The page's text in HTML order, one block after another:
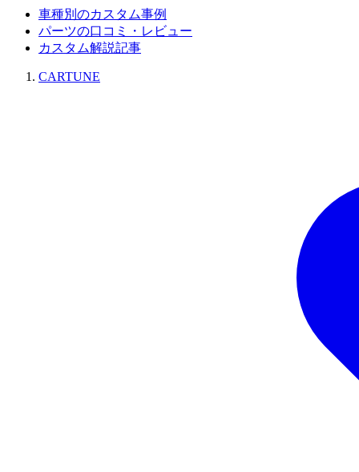
車種別のカスタム事例
パーツの口コミ・レビュー
カスタム解説記事
CARTUNE